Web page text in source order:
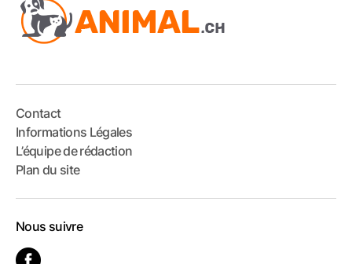
Contact
Informations Légales
L’équipe de rédaction
Plan du site
Nous suivre